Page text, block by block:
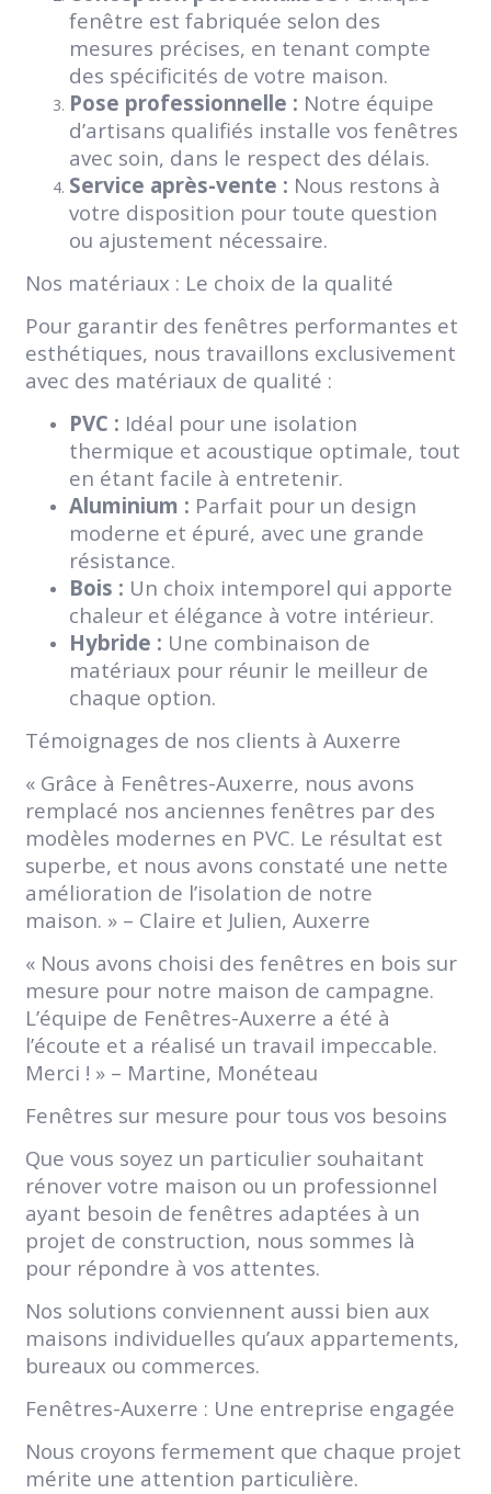
fenêtre est fabriquée selon des
mesures précises, en tenant compte
des spécificités de votre maison.
Pose professionnelle : Notre équipe
d’artisans qualifiés installe vos fenêtres
avec soin, dans le respect des délais.
Service après-vente : Nous restons à
votre disposition pour toute question
ou ajustement nécessaire.
Nos matériaux : Le choix de la qualité
Pour garantir des fenêtres performantes et
esthétiques, nous travaillons exclusivement
avec des matériaux de qualité :
PVC : Idéal pour une isolation
thermique et acoustique optimale, tout
en étant facile à entretenir.
Aluminium : Parfait pour un design
moderne et épuré, avec une grande
résistance.
Bois : Un choix intemporel qui apporte
chaleur et élégance à votre intérieur.
Hybride : Une combinaison de
matériaux pour réunir le meilleur de
chaque option.
Témoignages de nos clients à Auxerre
« Grâce à Fenêtres-Auxerre, nous avons
remplacé nos anciennes fenêtres par des
modèles modernes en PVC. Le résultat est
superbe, et nous avons constaté une nette
amélioration de l’isolation de notre
maison. » – Claire et Julien, Auxerre
« Nous avons choisi des fenêtres en bois sur
mesure pour notre maison de campagne.
L’équipe de Fenêtres-Auxerre a été à
l’écoute et a réalisé un travail impeccable.
Merci ! » – Martine, Monéteau
Fenêtres sur mesure pour tous vos besoins
Que vous soyez un particulier souhaitant
rénover votre maison ou un professionnel
ayant besoin de fenêtres adaptées à un
projet de construction, nous sommes là
pour répondre à vos attentes.
Nos solutions conviennent aussi bien aux
maisons individuelles qu’aux appartements,
bureaux ou commerces.
Fenêtres-Auxerre : Une entreprise engagée
Nous croyons fermement que chaque projet
mérite une attention particulière.